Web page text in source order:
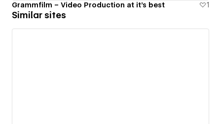
Grammfilm – Video Production at it's best 1
Similar sites